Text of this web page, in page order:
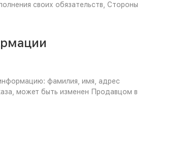
своих обязательств, Стороны
фамилия, имя, адрес
может быть изменен Продавцом в